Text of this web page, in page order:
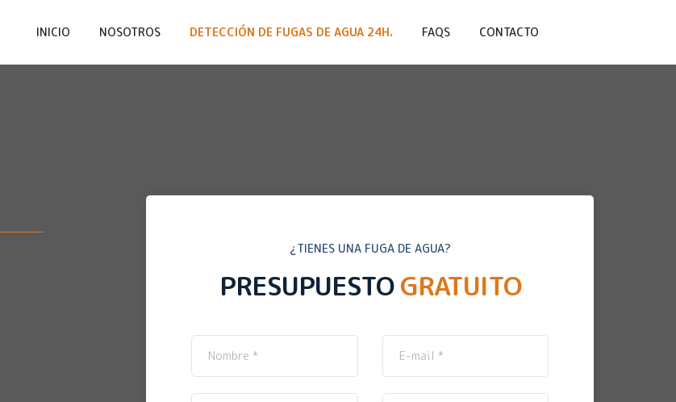
INICIO NOSOTROS DETECCIÓN DE FUGAS DE AGUA 24H. FAQS CONTACTO
¿TIENES UNA FUGA DE AGUA?
PRESUPUESTOGRATUITO